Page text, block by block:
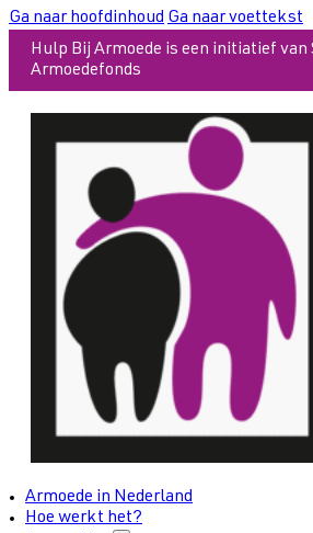
Ga naar hoofdinhoud Ga naar voettekst
Hulp Bij Armoede is een initiatief van
Armoedefonds
Armoede in Nederland
Hoe werkt het?